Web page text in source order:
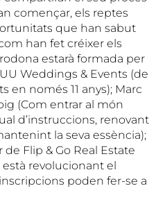
començar, els reptes
que han sabut
han fet créixer els
estarà formada per
Weddings & Events (de
en només 11 anys); Marc
(Com entrar al món
d’instruccions, renovant
la seva essència);
Flip & Go Real Estate
revolucionant el
poden fer-se a